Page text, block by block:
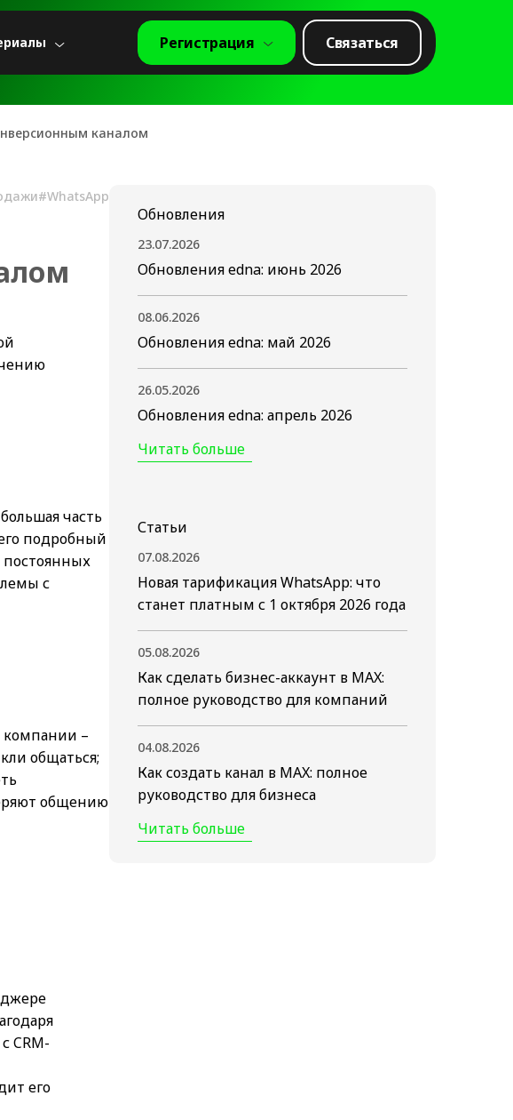
Регистрация Связаться
каналом
#WhatsApp
часть
подробный
постоянных
с
компании –
общаться;
общению
CRM-
его
Обновления
23.07.2026
Обновления edna: июнь 2026
08.06.2026
Обновления edna: май 2026
26.05.2026
Обновления edna: апрель 2026
Читать больше
Статьи
07.08.2026
Новая тарификация WhatsApp: что
станет платным с 1 октября 2026 года
05.08.2026
Как сделать бизнес-аккаунт в MAX:
полное руководство для компаний
04.08.2026
Как создать канал в MAX: полное
руководство для бизнеса
Читать больше